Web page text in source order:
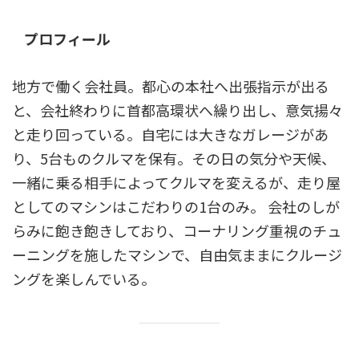
プロフィール
地方で働く会社員。都心の本社へ出張指示が出る
と、会社終わりに首都高環状へ繰り出し、意気揚々
と走り回っている。自宅には大きなガレージがあ
り、5台ものクルマを保有。その日の気分や天候、
一緒に乗る相手によってクルマを変えるが、走り屋
としてのマシンはこだわりの1台のみ。 会社のしが
らみに飽き飽きしており、コーナリング重視のチュ
ーニングを施したマシンで、自由気ままにクルージ
ングを楽しんでいる。